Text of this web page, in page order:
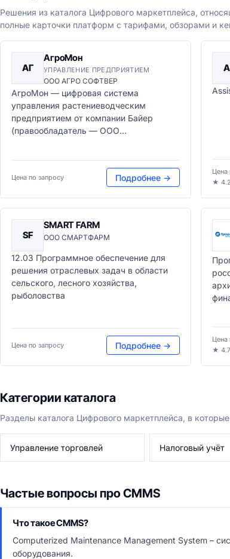
Решения из каталога Цифрового маркетплейса,
полные карточки платформ с тарифами, обзорами и
АГ
АгроМон
УПРАВЛЕНИЕ ПРЕДПРИЯТИЕМ
ООО АГРО СОФТВЕР
АгроМон — цифровая система
управления растениеводческим
предприятием от компании Байер
(правообладатель — ООО...
Цена по запросу Подробнее →
Цена
★ 4.2
SF
SMART FARM
ООО СМАРТФАРМ
12.03 Программное обеспечение для
решения отраслевых задач в области
сельского, лесного хозяйства,
рыболовства
Цена по запросу Подробнее →
Цена
★ 4.7
Категории каталога
Разделы каталога Цифрового маркетплейса, в
Управление торговлей Налоговый учёт
Частые вопросы про CMMS
Что такое CMMS?
Computerized Maintenance Management System –
оборудования.